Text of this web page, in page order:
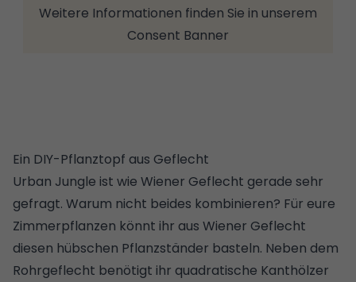
Weitere Informationen finden Sie in unserem
Consent Banner
Ein DIY-Pflanztopf aus Geflecht
Urban Jungle ist wie Wiener Geflecht gerade sehr
gefragt. Warum nicht beides kombinieren? Für eure
Zimmerpflanzen könnt ihr aus Wiener Geflecht
diesen hübschen Pflanzständer basteln. Neben dem
Rohrgeflecht benötigt ihr quadratische Kanthölzer